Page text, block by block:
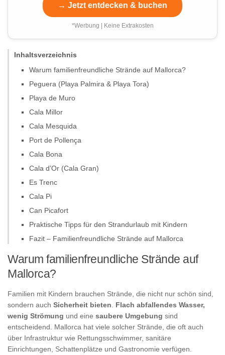
→ Jetzt entdecken & buchen
*Werbung | Keine Extrakosten
Inhaltsverzeichnis
Warum familienfreundliche Strände auf Mallorca?
Peguera (Playa Palmira & Playa Tora)
Playa de Muro
Cala Millor
Cala Mesquida
Port de Pollença
Cala Bona
Cala d’Or (Cala Gran)
Es Trenc
Cala Pi
Can Picafort
Praktische Tipps für den Strandurlaub mit Kindern
Fazit – Familienfreundliche Strände auf Mallorca
Warum familienfreundliche Strände auf
Mallorca?
Familien mit Kindern brauchen Strände, die nicht nur schön sind,
sondern auch Sicherheit bieten
Flach abfallendes Wasser,
wenig Strömung und eine saubere Umgebung sind
entscheidend. Mallorca hat viele solcher Strände, die oft auch
über Infrastruktur wie Rettungsschwimmer, sanitäre
Einrichtungen, Schattenplätze und Gastronomie verfügen.